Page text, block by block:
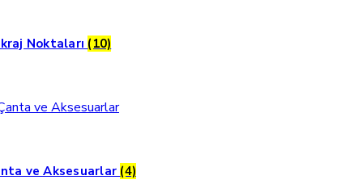
Noktaları (10)
ve Aksesuarlar (4)